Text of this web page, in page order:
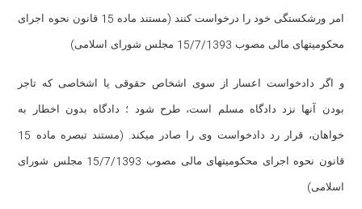
امر ورشکستگی خود را درخواست کنند (مستند ماده 15 قانون نحوه اجرای
محکومیتهای مالی مصوب 15/7/1393 مجلس شورای اسلامی)
و اگر دادخواست اعسار از سوی اشخاص حقوقی یا اشخاصی که تاجر
بودن آنها نزد دادگاه مسلم است، طرح شود ؛ دادگاه بدون اخطار به
خواهان، قرار رد دادخواست وی را صادر میکند . (مستند تبصره ماده 15
قانون نحوه اجرای محکومیتهای مالی مصوب 15/7/1393 مجلس شورای
اسلامی)